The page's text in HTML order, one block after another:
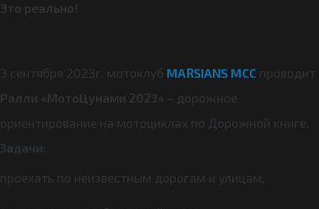
Это реально!
3 сентября 2023г. мотоклуб MARSIANS MCC проводит
Ралли «МотоЦунами 2023» – дорожное
ориентирование на мотоциклах по Дорожной книге.
Задачи:
проехать по неизвестным дорогам и улицам,